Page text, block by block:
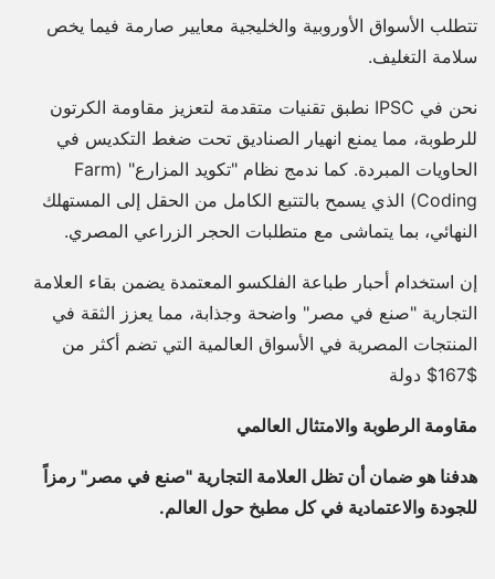
تتطلب الأسواق الأوروبية والخليجية معايير صارمة فيما يخص
سلامة التغليف.
نحن في IPSC نطبق تقنيات متقدمة لتعزيز مقاومة الكرتون
للرطوبة، مما يمنع انهيار الصناديق تحت ضغط التكديس في
الحاويات المبردة. كما ندمج نظام "تكويد المزارع" (Farm
Coding) الذي يسمح بالتتبع الكامل من الحقل إلى المستهلك
النهائي، بما يتماشى مع متطلبات الحجر الزراعي المصري.
إن استخدام أحبار طباعة الفلكسو المعتمدة يضمن بقاء العلامة
التجارية "صنع في مصر" واضحة وجذابة، مما يعزز الثقة في
المنتجات المصرية في الأسواق العالمية التي تضم أكثر من
$167$ دولة
مقاومة الرطوبة والامتثال العالمي
هدفنا هو ضمان أن تظل العلامة التجارية "صنع في مصر" رمزاً
للجودة والاعتمادية في كل مطبخ حول العالم.